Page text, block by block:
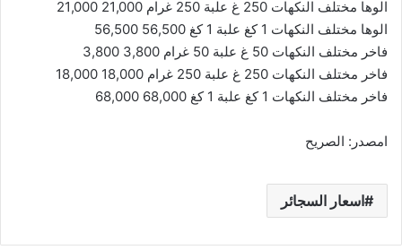
الوها مختلف النكهات 250 غ علبة 250 غرام 21,000 21,000
الوها مختلف النكهات 1 كغ علبة 1 كغ 56,500 56,500
فاخر مختلف النكهات 50 غ علبة 50 غرام 3,800 3,800
فاخر مختلف النكهات 250 غ علبة 250 غرام 18,000 18,000
فاخر مختلف النكهات 1 كغ علبة 1 كغ 68,000 68,000
امصدر: الصريح
اسعار السجائر